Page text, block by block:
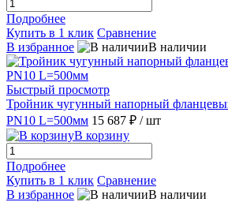
Подробнее
Купить в 1 клик Сравнение
В избранное
В наличии
Быстрый просмотр
Тройник чугунный напорный
PN10 L=500мм 15 687 ₽ / шт
В корзину
Подробнее
Купить в 1 клик Сравнение
В избранное
В наличии